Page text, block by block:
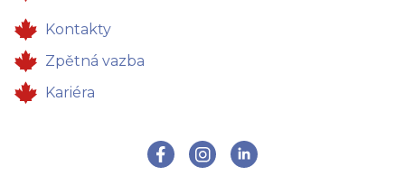
Kontakty
Zpětná vazba
Kariéra